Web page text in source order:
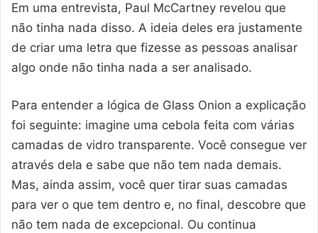
Em uma entrevista, Paul McCartney revelou que
não tinha nada disso. A ideia deles era justamente
de criar uma letra que fizesse as pessoas analisar
algo onde não tinha nada a ser analisado.
Para entender a lógica de Glass Onion a explicação
foi seguinte: imagine uma cebola feita com várias
camadas de vidro transparente. Você consegue ver
através dela e sabe que não tem nada demais.
Mas, ainda assim, você quer tirar suas camadas
para ver o que tem dentro e, no final, descobre que
não tem nada de excepcional. Ou continua